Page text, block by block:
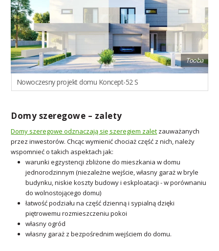
Tooba
Nowoczesny projekt domu Koncept-52 S
Domy szeregowe – zalety
Domy szeregowe odznaczają się szeregiem zalet zauważanych
przez inwestorów. Chcąc wymienić chociaż część z nich, należy
wspomnieć o takich aspektach jak:
warunki egzystencji zbliżone do mieszkania w domu
jednorodzinnym (niezależne wejście, własny garaż w bryle
budynku, niskie koszty budowy i eskploatacji - w porównaniu
do wolnostojącego domu)
łatwość podziału na część dzienną i sypialną dzięki
piętrowemu rozmieszczeniu pokoi
własny ogród
własny garaż z bezpośrednim wejściem do domu.